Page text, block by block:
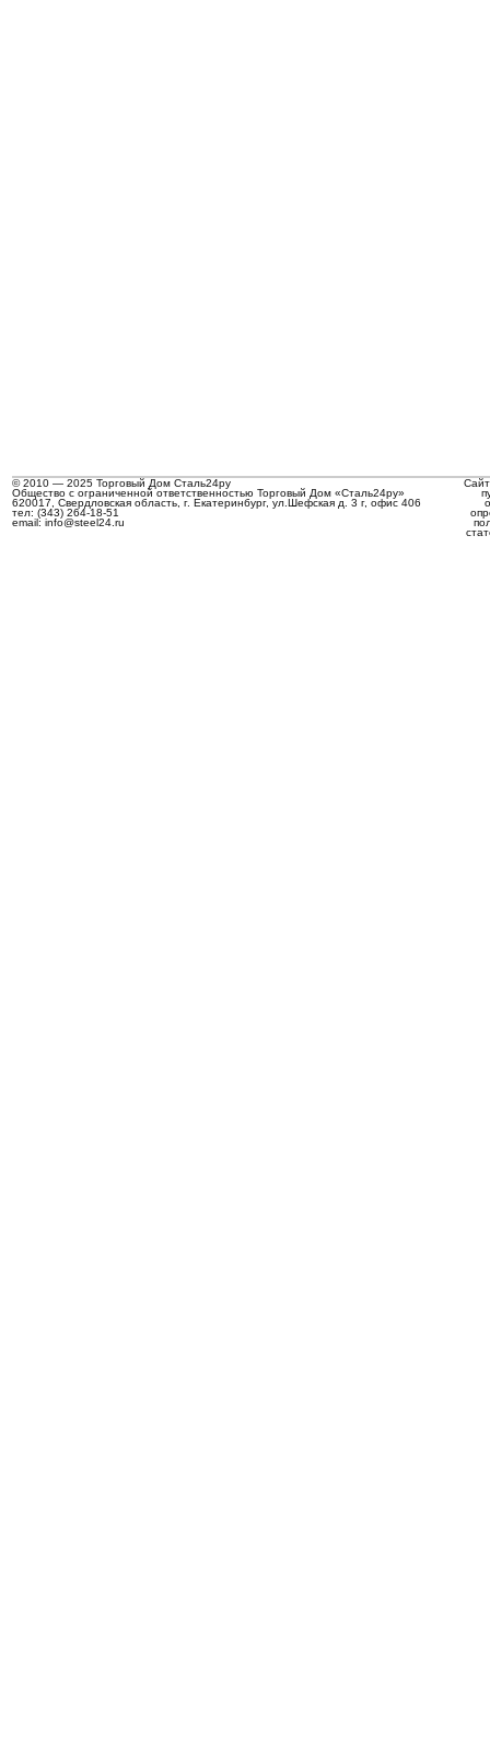
© 2010 — 2025 Торговый Дом Сталь24ру
Общество с ограниченной ответственностью Торговый Дом «Сталь24ру»
620017, Свердловская область, г. Екатеринбург, ул.Шефская д. 3 г, офис 406
тел: (343) 264-18-51
email: info@steel24.ru